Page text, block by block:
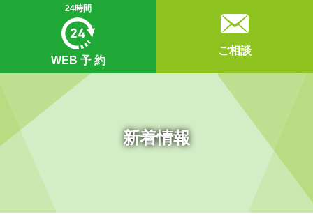
24時間
WEB 予 約
ご相談
新着情報